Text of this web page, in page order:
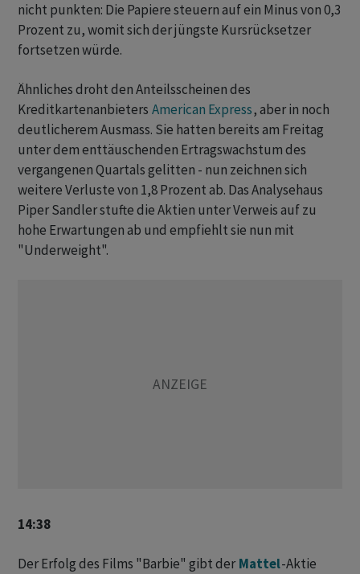
nicht punkten: Die Papiere steuern auf ein Minus von 0,3
Prozent zu, womit sich der jüngste Kursrücksetzer
fortsetzen würde.
Ähnliches droht den Anteilsscheinen des
Kreditkartenanbieters American Express, aber in noch
deutlicherem Ausmass. Sie hatten bereits am Freitag
unter dem enttäuschenden Ertragswachstum des
vergangenen Quartals gelitten - nun zeichnen sich
weitere Verluste von 1,8 Prozent ab. Das Analysehaus
Piper Sandler stufte die Aktien unter Verweis auf zu
hohe Erwartungen ab und empfiehlt sie nun mit
"Underweight".
14:38
Der Erfolg des Films "Barbie" gibt der Mattel-Aktie